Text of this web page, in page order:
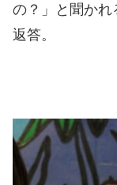
の？」と聞かれ
返答。